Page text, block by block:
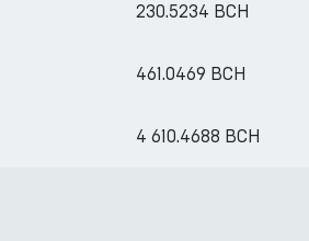
230.5234 BCH
461.0469 BCH
4 610.4688 BCH